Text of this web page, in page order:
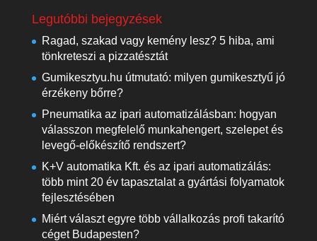
Legutóbbi bejegyzések
Ragad, szakad vagy kemény lesz? 5 hiba, ami
tönkreteszi a pizzatésztát
Gumikesztyu.hu útmutató: milyen gumikesztyű jó
érzékeny bőrre?
Pneumatika az ipari automatizálásban: hogyan
válasszon megfelelő munkahengert, szelepet és
levegő-előkészítő rendszert?
K+V automatika Kft. és az ipari automatizálás:
több mint 20 év tapasztalat a gyártási folyamatok
fejlesztésében
Miért választ egyre több vállalkozás profi takarító
céget Budapesten?